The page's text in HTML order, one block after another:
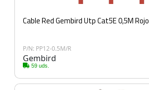
Cable Red Gembird Utp Cat5E 0,5M Rojo
P/N: PP12-0.5M/R
Gembird
59 uds.